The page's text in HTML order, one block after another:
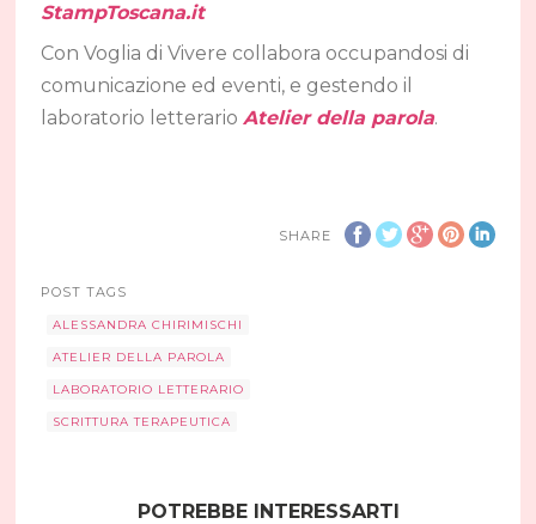
StampToscana.it
Con Voglia di Vivere collabora occupandosi di
comunicazione ed eventi, e gestendo il
laboratorio letterarioAtelier della parola.
SHARE
POST TAGS
ALESSANDRA CHIRIMISCHI
ATELIER DELLA PAROLA
LABORATORIO LETTERARIO
SCRITTURA TERAPEUTICA
POTREBBE INTERESSARTI